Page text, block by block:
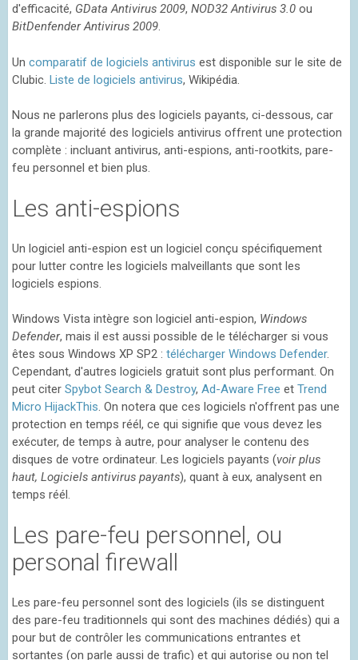
d'efficacité, GData Antivirus 2009, NOD32 Antivirus 3.0 ou
BitDenfender Antivirus 2009.
Un comparatif de logiciels antivirus est disponible sur le site de
Clubic. Liste de logiciels antivirus, Wikipédia.
Nous ne parlerons plus des logiciels payants, ci-dessous, car
la grande majorité des logiciels antivirus offrent une protection
complète : incluant antivirus, anti-espions, anti-rootkits, pare-
feu personnel et bien plus.
Les anti-espions
Un logiciel anti-espion est un logiciel conçu spécifiquement
pour lutter contre les logiciels malveillants que sont les
logiciels espions.
Windows Vista intègre son logiciel anti-espion, Windows
Defender, mais il est aussi possible de le télécharger si vous
êtes sous Windows XP SP2 : télécharger Windows Defender.
Cependant, d'autres logiciels gratuit sont plus performant. On
peut citer Spybot Search & Destroy, Ad-Aware Free et Trend
Micro HijackThis. On notera que ces logiciels n'offrent pas une
protection en temps réél, ce qui signifie que vous devez les
exécuter, de temps à autre, pour analyser le contenu des
disques de votre ordinateur. Les logiciels payants (voir plus
haut, Logiciels antivirus payants), quant à eux, analysent en
temps réél.
Les pare-feu personnel, ou
personal firewall
Les pare-feu personnel sont des logiciels (ils se distinguent
des pare-feu traditionnels qui sont des machines dédiés) qui a
pour but de contrôler les communications entrantes et
sortantes (on parle aussi de trafic) et qui autorise ou non tel